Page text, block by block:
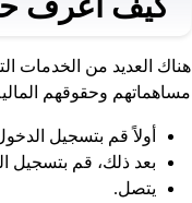
هناك العديد من الخدمات
مساهماتهم وحقوقهم
أولاً قم بتسجيل
بعد ذلك، قم بتسجيل
يتصل.